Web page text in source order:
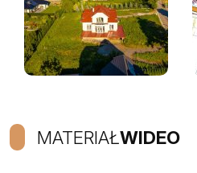
MATERIAŁWIDEO